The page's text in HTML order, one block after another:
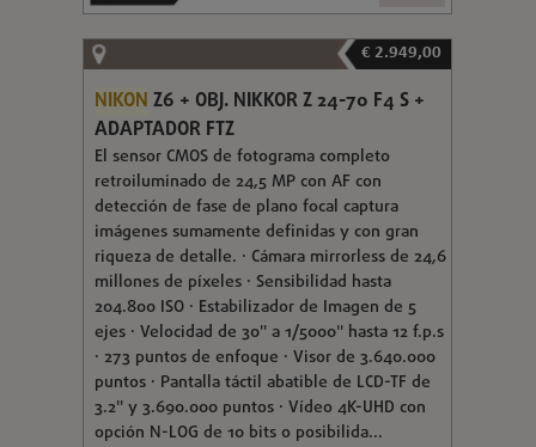
€ 2.949,00
NIKON Z6 + OBJ. NIKKOR Z 24-70 F4 S +
ADAPTADOR FTZ
El sensor CMOS de fotograma completo
retroiluminado de 24,5 MP con AF con
detección de fase de plano focal captura
imágenes sumamente definidas y con gran
riqueza de detalle. · Cámara mirrorless de 24,6
millones de píxeles · Sensibilidad hasta
204.800 ISO · Estabilizador de Imagen de 5
ejes · Velocidad de 30" a 1/5000" hasta 12 f.p.s
· 273 puntos de enfoque · Visor de 3.640.000
puntos · Pantalla táctil abatible de LCD-TF de
3.2" y 3.690.000 puntos · Vídeo 4K-UHD con
opción N-LOG de 10 bits o posibilida...